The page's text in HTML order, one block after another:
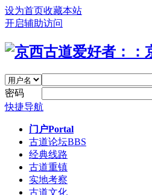
设为首页收藏本站
开启辅助访问
密码
快捷导航
门户Portal
古道论坛BBS
经典线路
古道重镇
实地考察
古道文化